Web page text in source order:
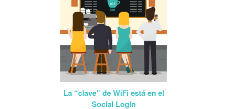
La “clave” de WiFi está en el
Social LogIn